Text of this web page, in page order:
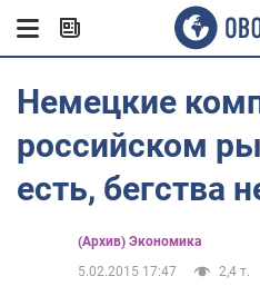
Немецкие
российском
есть, бегства
(Архив) Экономика
5.02.2015 17:47
2,4 т.